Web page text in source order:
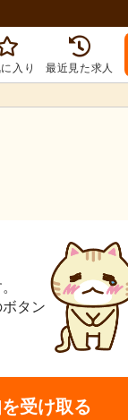
入り 最近見た求人
タン
受け取る